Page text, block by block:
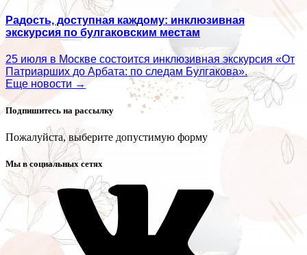
Радость, доступная каждому: инклюзивная
экскурсия по булгаковским местам
25 июля в Москве состоится инклюзивная экскурсия «От
Патриарших до Арбата: по следам Булгакова».
Еще новости →
Подпишитесь на рассылку
Пожалуйста, выберите допустимую форму
Мы в социальных сетях